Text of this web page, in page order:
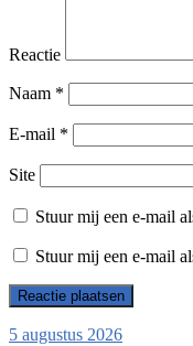
Reactie
Naam *
E-mail *
Site
Stuur mij een e-mail
Stuur mij een e-mail
5 augustus 2026